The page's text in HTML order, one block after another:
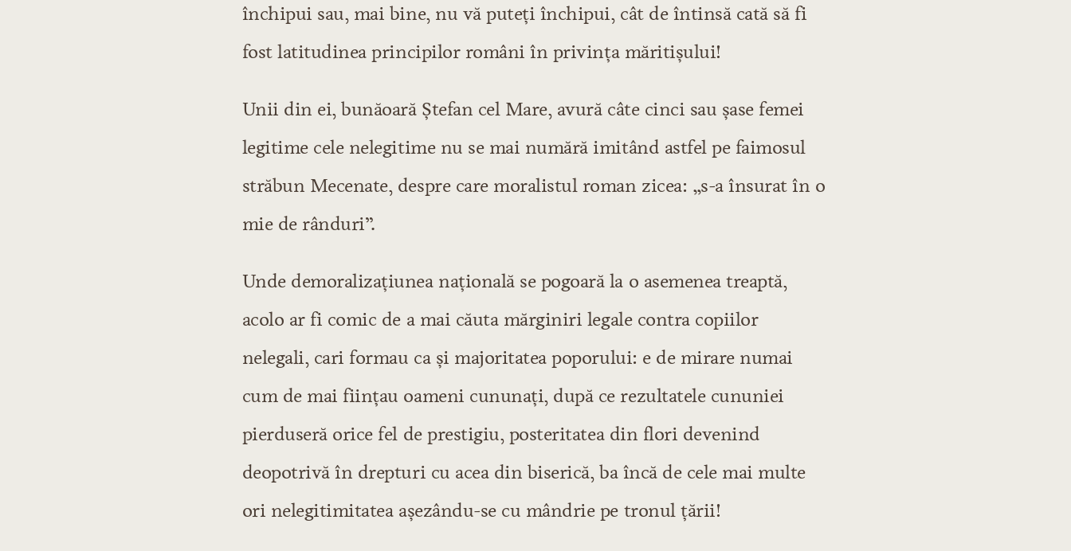
închipui sau, mai bine, nu vă puteţi închipui, cât de întinsă cată să fi
fost latitudinea principilor români în privinţa măritişului!
Unii din ei, bunăoară Ştefan cel Mare, avură câte cinci sau şase femei
legitime cele nelegitime nu se mai numără imitând astfel pe faimosul
străbun Mecenate, despre care moralistul roman zicea: „s-a însurat în o
mie de rânduri”.
Unde demoralizaţiunea naţională se pogoară la o asemenea treaptă,
acolo ar fi comic de a mai căuta mărginiri legale contra copiilor
nelegali, cari formau ca şi majoritatea poporului: e de mirare numai
cum de mai fiinţau oameni cununaţi, după ce rezultatele cununiei
pierduseră orice fel de prestigiu, posteritatea din flori devenind
deopotrivă în drepturi cu acea din biserică, ba încă de cele mai multe
ori nelegitimitatea aşezându-se cu mândrie pe tronul ţării!